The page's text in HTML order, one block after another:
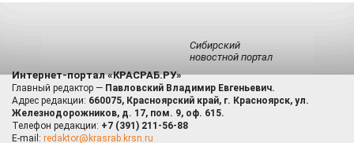
Сибирский
новостной портал
Интернет-портал «КРАСРАБ.РУ»
Главный редактор — Павловский Владимир Евгеньевич.
Адрес редакции: 660075, Красноярский край, г. Красноярск, ул.
Железнодорожников, д. 17, пом. 9, оф. 615.
Телефон редакции: +7 (391) 211-56-88
E-mail: redaktor@krasrab.krsn.ru